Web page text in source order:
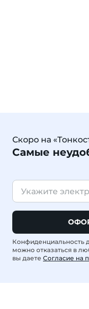
Скоро на
Самые
Конфиденциальность
можно отказаться в
вы даете Согласие на